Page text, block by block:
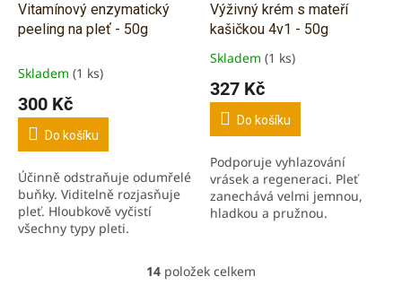
Vitamínový enzymatický
peeling na pleť - 50g
Skladem (1 ks)
300 Kč
Do košíku
Účinně odstraňuje odumřelé
buňky. Viditelně rozjasňuje
pleť. Hloubkově vyčistí
všechny typy pleti.
Výživný krém s mateří
kašičkou 4v1 - 50g
Průměrné
produktu
5,0
5
hvězdiček.
Skladem (1 ks)
327 Kč
Do košíku
Podporuje vyhlazování
vrásek a regeneraci. Pleť
zanechává velmi jemnou,
hladkou a pružnou.
složky.
O
14 položek celkem